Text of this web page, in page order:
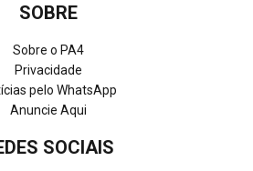
SOBRE
Sobre o PA4
Privacidade
pelo WhatsApp
Anuncie Aqui
SOCIAIS